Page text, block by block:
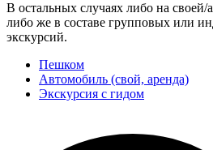
В остальных случаях либо на
либо же в составе групповых или
экскурсий.
Пешком
Автомобиль (свой, аренда)
Экскурсия с гидом